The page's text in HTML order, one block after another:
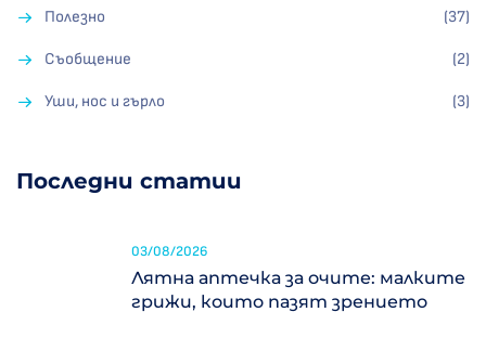
Полезно (37)
Съобщение (2)
Уши, нос и гърло (3)
Последни статии
03/08/2026
Лятна аптечка за очите: малките
грижи, които пазят зрението